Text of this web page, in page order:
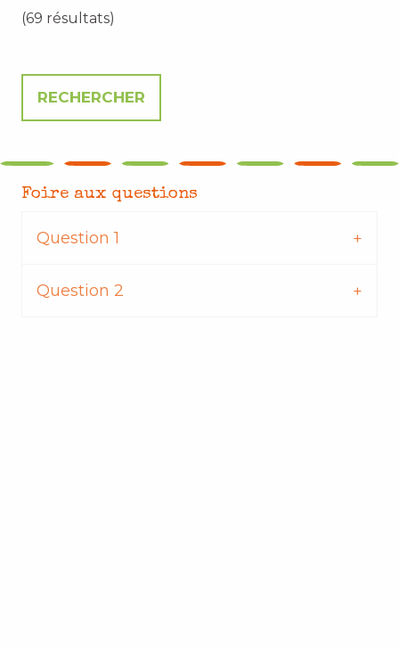
(69 résultats)
Foire aux questions
Question 1
Question 2